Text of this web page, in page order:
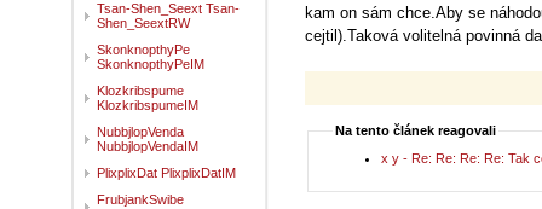
kam on sám chce.Aby se
cejtil).Taková volitelná povinná
Na tento článek reagovali
x y - Re: Re: Re: Re: Tak
Tsan-Shen_Seext Tsan-
Shen_SeextRW
SkonknopthyPe
SkonknopthyPeIM
Klozkribspume
KlozkribspumeIM
NubbjlopVenda
NubbjlopVendaIM
PlixplixDat PlixplixDatIM
FrubjankSwibe